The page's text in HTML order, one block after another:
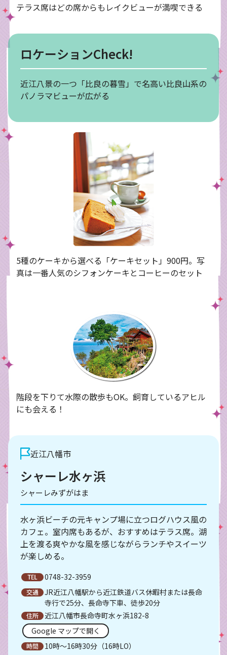
テラス席はどの席からもレイクビューが満喫できる
ロケーションCheck!
近江八景の一つ「比良の暮雪」で名高い比良山系の
パノラマビューが広がる
5種のケーキから選べる「ケーキセット」900円。写
真は一番人気のシフォンケーキとコーヒーのセット
階段を下りて水際の散歩もOK。飼育しているアヒル
にも会える！
近江八幡市
シャーレ水ヶ浜
シャーレみずがはま
水ヶ浜ビーチの元キャンプ場に立つログハウス風の
カフェ。室内席もあるが、おすすめはテラス席。湖
上を渡る爽やかな風を感じながらランチやスイーツ
が楽しめる。
0748-32-3959
JR近江八幡駅から近江鉄道バス休暇村または長命
寺行で25分、長命寺下車、徒歩20分
近江八幡市長命寺町水ヶ浜182-8
Google マップで開く
10時～16時30分（16時LO）